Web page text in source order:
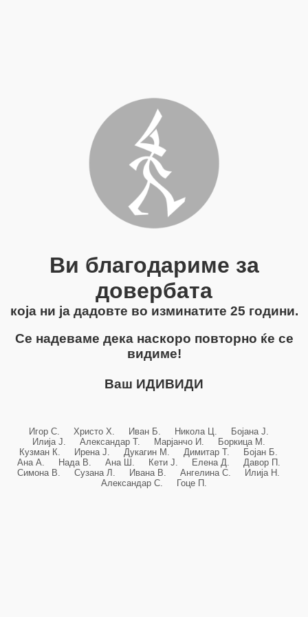
Ви благодариме за
довербата
која ни ја дадовте во изминатите 25 години.
Се надеваме дека наскоро повторно ќе се
видиме!
Ваш ИДИВИДИ
Игор С. Христо Х. Иван Б. Никола Ц. Бојана Ј.
Илија Ј. Александар Т. Марјанчо И. Боркица М.
Кузман К. Ирена Ј. Дукагин М. Димитар Т. Бојан Б.
Ана А. Нада В. Ана Ш. Кети Ј. Елена Д. Давор П.
Симона В. Сузана Л. Ивана В. Ангелина С. Илија Н.
Александар С. Гоце П.